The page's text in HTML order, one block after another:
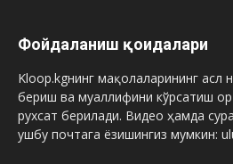
Фойдаланиш қоидалари
Kloop.kgнинг мақолаларининг асл
бериш ва муаллифини кўрсатиш
рухсат берилади. Видео ҳамда
ушбу почтага ёзишингиз мумкин: